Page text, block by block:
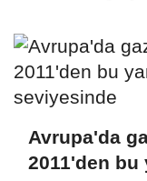
Avrupa'da
2011'den bu